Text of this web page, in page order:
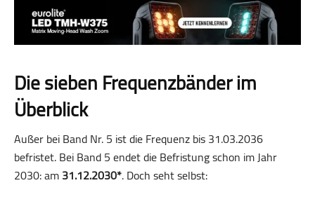
Die sieben Frequenzbänder im
Überblick
Außer bei Band Nr. 5 ist die Frequenz bis 31.03.2036
befristet. Bei Band 5 endet die Befristung schon im Jahr
2030: am31.12.2030*. Doch seht selbst: